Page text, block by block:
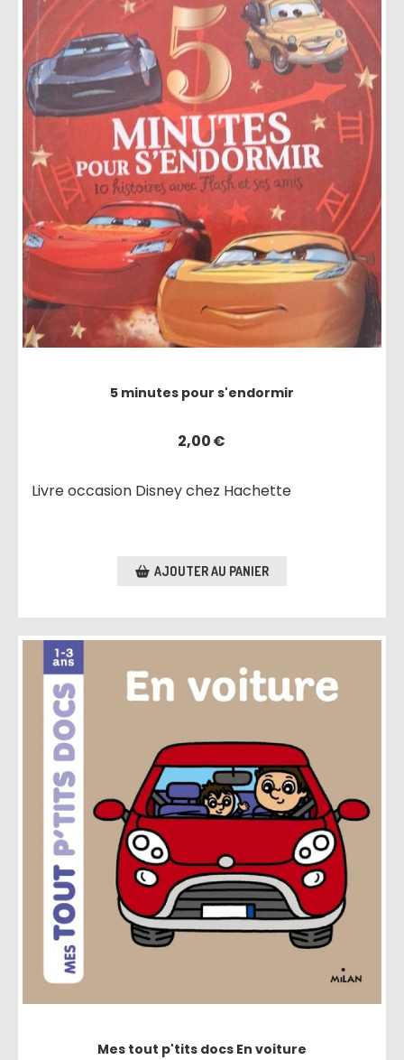
5 minutes pour s'endormir
2,00€
Livre occasion Disney chez Hachette
AJOUTER AU PANIER
Mes tout p'tits docs En voiture